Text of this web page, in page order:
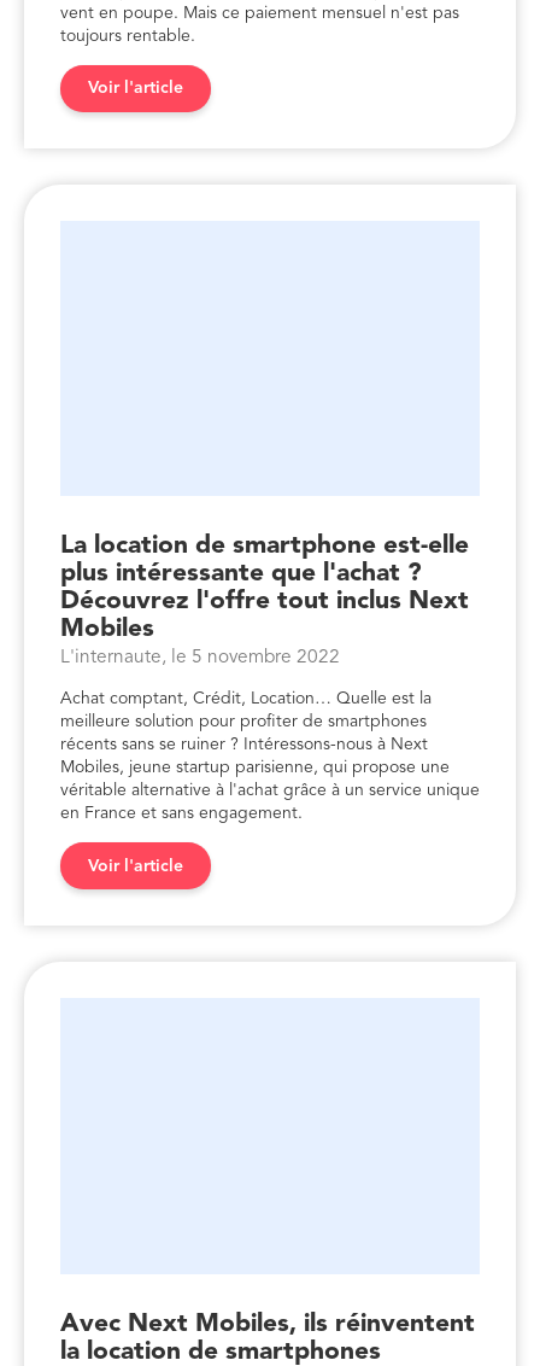
vent en poupe. Mais ce paiement mensuel n'est pas
toujours rentable.
Voir l'article
La location de smartphone est-elle
plus intéressante que l'achat ?
Découvrez l'offre tout inclus Next
Mobiles
L'internaute, le 5 novembre 2022
Achat comptant, Crédit, Location… Quelle est la
meilleure solution pour profiter de smartphones
récents sans se ruiner ? Intéressons-nous à Next
Mobiles, jeune startup parisienne, qui propose une
véritable alternative à l'achat grâce à un service unique
en France et sans engagement.
Voir l'article
Avec Next Mobiles, ils réinventent
la location de smartphones